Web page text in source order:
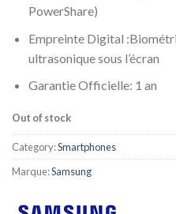
PowerShare)
Empreinte Digital
ultrasonique sous l’écran
Garantie Officielle: 1 an
Out of stock
Category:Smartphones
Marque:Samsung